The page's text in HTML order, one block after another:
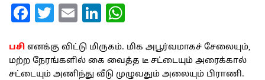
Facebook
Twitter
EmailLinkedIn
பசி எனக்கு விட்டு மிருகம். மிக அபூர்வமாகச் சேலையும்,
மற்ற நேரங்களில் கை வைத்த டீ சட்டையும் அரைக்கால்
சட்டையும் அணிந்து வீடு முழுவதும் அலையும் பிராணி.